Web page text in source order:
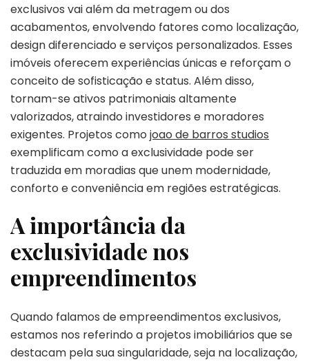
exclusivos vai além da metragem ou dos
acabamentos, envolvendo fatores como localização,
design diferenciado e serviços personalizados. Esses
imóveis oferecem experiências únicas e reforçam o
conceito de sofisticação e status. Além disso,
tornam-se ativos patrimoniais altamente
valorizados, atraindo investidores e moradores
exigentes. Projetos como joao de barros studios
exemplificam como a exclusividade pode ser
traduzida em moradias que unem modernidade,
conforto e conveniência em regiões estratégicas.
A importância da
exclusividade nos
empreendimentos
Quando falamos de empreendimentos exclusivos,
estamos nos referindo a projetos imobiliários que se
destacam pela sua singularidade, seja na localização,